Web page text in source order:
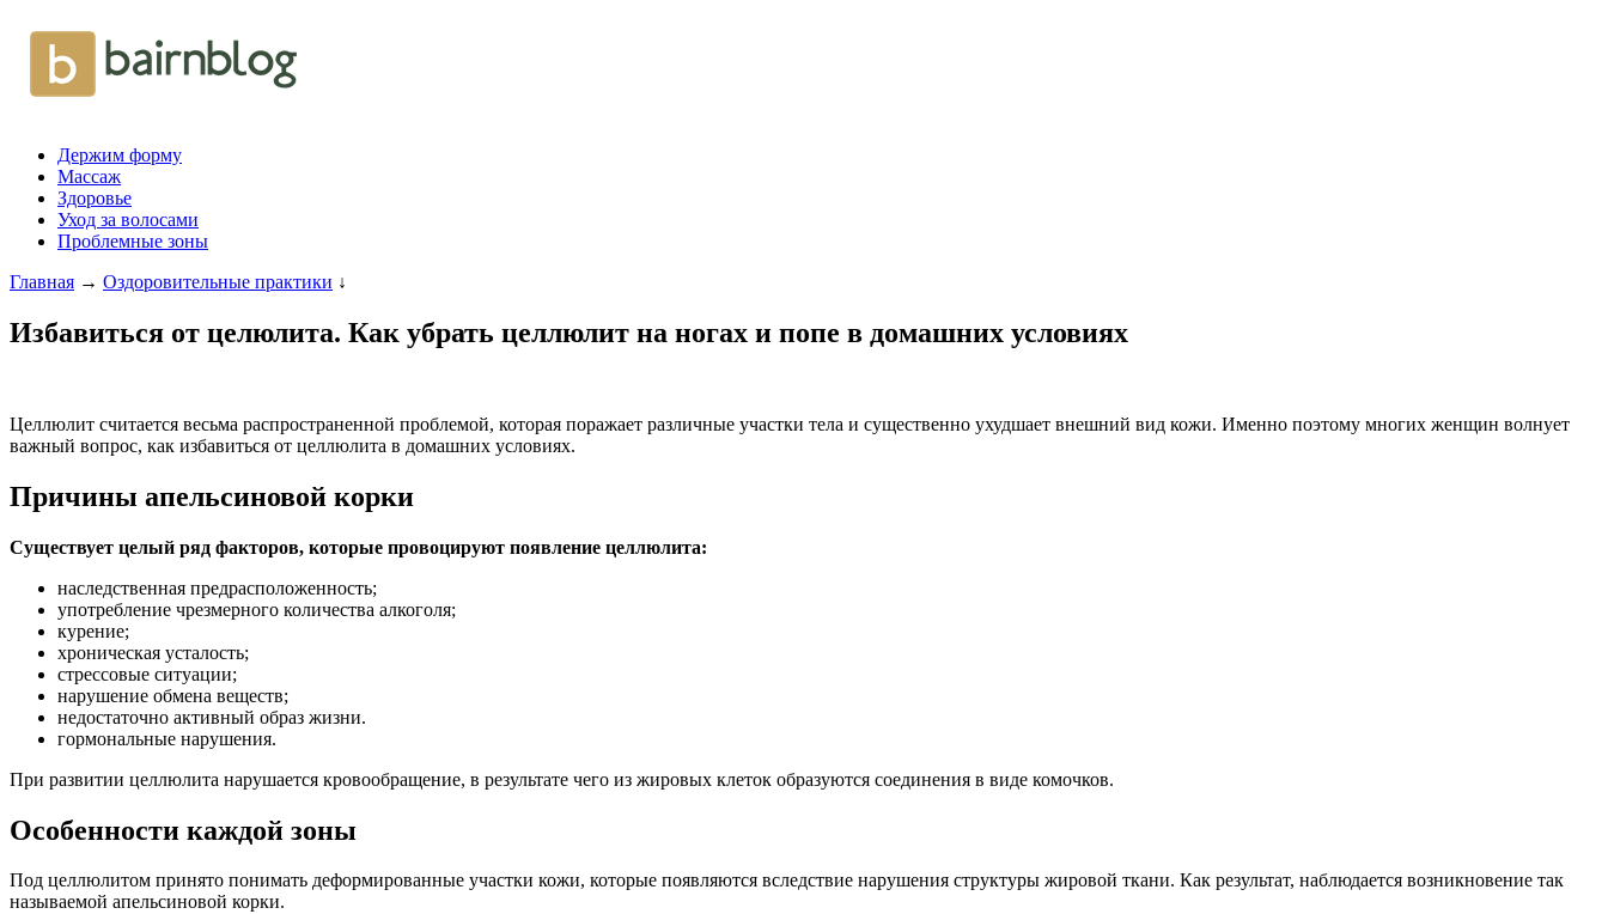
Держим форму
Массаж
Здоровье
Уход за волосами
Проблемные зоны
Главная → Оздоровительные практики ↓
Избавиться от целюлита. Как убрать целлюлит на ногах и попе в домашних условиях
Целлюлит считается весьма распространенной проблемой, которая поражает различные участки тела и существенно ухудшает внешний вид кожи. Именно поэтому многих женщин волнует
важный вопрос, как избавиться от целлюлита в домашних условиях.
Причины апельсиновой корки
Существует целый ряд факторов, которые провоцируют появление целлюлита:
наследственная предрасположенность;
употребление чрезмерного количества алкоголя;
курение;
хроническая усталость;
стрессовые ситуации;
нарушение обмена веществ;
недостаточно активный образ жизни.
гормональные нарушения.
При развитии целлюлита нарушается кровообращение, в результате чего из жировых клеток образуются соединения в виде комочков.
Особенности каждой зоны
Под целлюлитом принято понимать деформированные участки кожи, которые появляются вследствие нарушения структуры жировой ткани. Как результат, наблюдается возникновение так
называемой апельсиновой корки.